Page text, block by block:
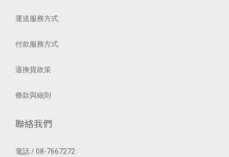
運送服務方式
付款服務方式
退換貨政策
條款與細則
聯絡我們
電話 / 08-7667272